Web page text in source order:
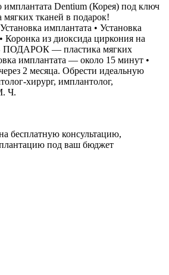
имплантата Dentium (Корея) под ключ
тканей в подарок!
имплантата • Установка
Коронка из диоксида циркония на
ПОДАРОК — пластика мягких
имплантата — около 15 минут •
2 месяца. Обрести идеальную
хирург, имплантолог,
М. Ч.